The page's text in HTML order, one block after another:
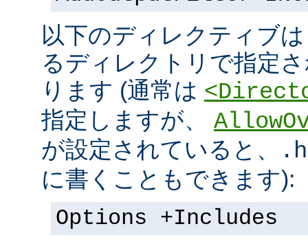
以下のディレクティブ
るディレクトリで指定
ります (通常は
指定しますが、
が設定されていると、
に書くこともできます):
Options +Includes